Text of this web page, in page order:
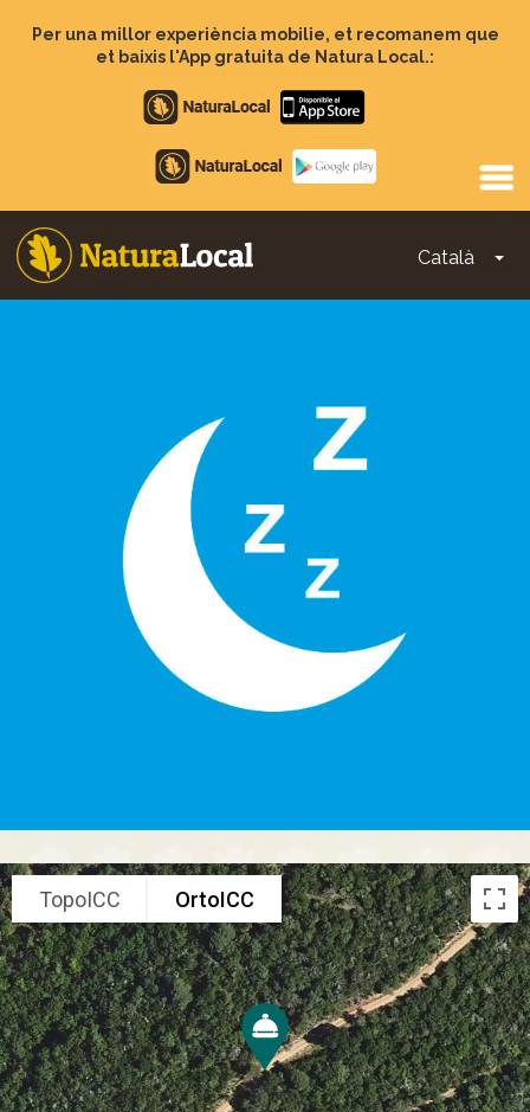
Per una millor experiència mobilie, et recomanem que
et baixis l'App gratuita de Natura Local.:
Apple
store
Google
Play
Català
Main
TopoICC OrtoICC